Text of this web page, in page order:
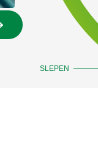
SLEPEN